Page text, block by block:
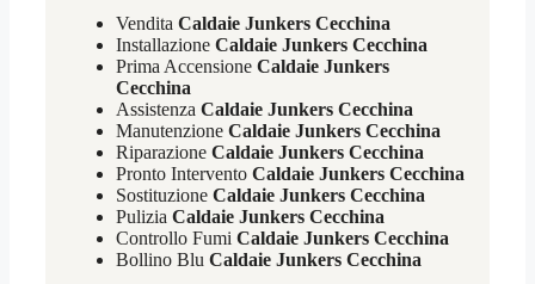
Vendita Caldaie Junkers Cecchina
Installazione Caldaie Junkers Cecchina
Prima Accensione Caldaie Junkers
Cecchina
Assistenza Caldaie Junkers Cecchina
Manutenzione Caldaie Junkers Cecchina
Riparazione Caldaie Junkers Cecchina
Pronto Intervento Caldaie Junkers Cecchina
Sostituzione Caldaie Junkers Cecchina
Pulizia Caldaie Junkers Cecchina
Controllo Fumi Caldaie Junkers Cecchina
Bollino Blu Caldaie Junkers Cecchina